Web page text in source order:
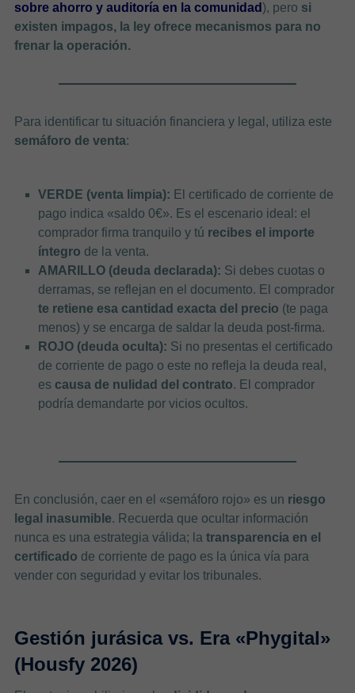
sobre ahorro y auditoría en la comunidad), pero si
existen impagos, la ley ofrece mecanismos para no
frenar la operación.
Para identificar tu situación financiera y legal, utiliza este
semáforo de venta:
VERDE (venta limpia): El certificado de corriente de
pago indica «saldo 0€». Es el escenario ideal: el
comprador firma tranquilo y tú recibes el importe
íntegro de la venta.
AMARILLO (deuda declarada): Si debes cuotas o
derramas, se reflejan en el documento. El comprador
te retiene esa cantidad exacta del precio (te paga
menos) y se encarga de saldar la deuda post-firma.
ROJO (deuda oculta): Si no presentas el certificado
de corriente de pago o este no refleja la deuda real,
es causa de nulidad del contrato. El comprador
podría demandarte por vicios ocultos.
En conclusión, caer en el «semáforo rojo» es un riesgo
legal inasumible. Recuerda que ocultar información
nunca es una estrategia válida; la transparencia en el
certificado de corriente de pago es la única vía para
vender con seguridad y evitar los tribunales.
Gestión jurásica vs. Era «Phygital»
(Housfy 2026)